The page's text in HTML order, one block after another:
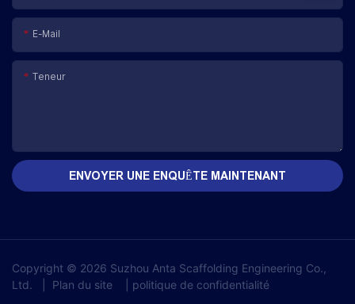
E-Mail
Teneur
ENVOYER UNE ENQUÊTE MAINTENANT
Copyright © 2026 Suzhou Anta Scaffolding Engineering Co.,
Ltd.
Plan du site politique de confidentialité